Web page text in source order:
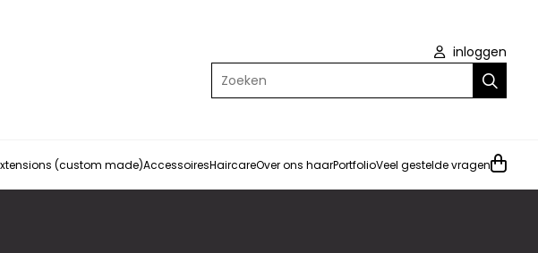
inloggen
Zoeken
(custom made)AccessoiresHaircareOver ons haarPortfolioVeel gestelde vragen